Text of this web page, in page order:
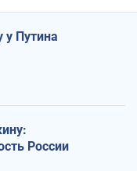
у Путина
России